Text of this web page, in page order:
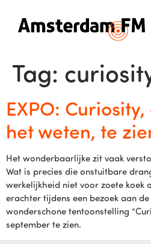
Tag:
EXPO:
het weten, te
Het wonderbaarlijke zit vaak
Wat is precies die onstuitbare
werkelijkheid niet voor zoete koek
erachter tijdens een bezoek aan de
wonderschone tentoonstelling
september te zien.